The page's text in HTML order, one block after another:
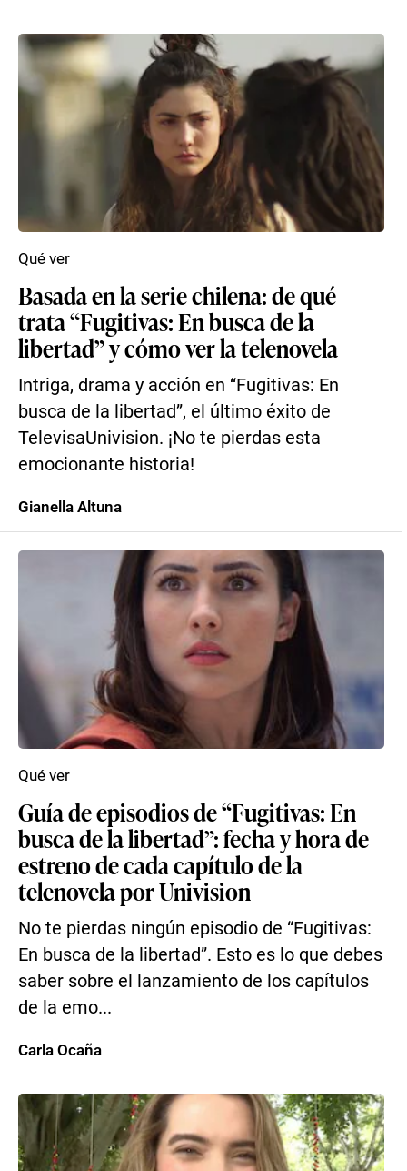
Basada en la serie chilena: de qué
trata “Fugitivas: En busca de la
libertad” y cómo ver la telenovela
Intriga, drama y acción en “Fugitivas: En
busca de la libertad”, el último éxito de
TelevisaUnivision. ¡No te pierdas esta
emocionante historia!
Qué ver
Gianella Altuna
Guía de episodios de “Fugitivas: En
busca de la libertad”: fecha y hora de
estreno de cada capítulo de la
telenovela por Univision
No te pierdas ningún episodio de “Fugitivas:
En busca de la libertad”. Esto es lo que debes
saber sobre el lanzamiento de los capítulos
de la emo...
Qué ver
Carla Ocaña